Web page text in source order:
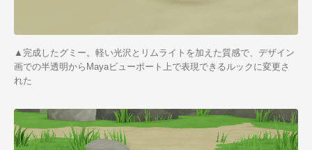
▲完成したグミー。軽い光沢とリムライトを加えた質感で、デザイン
画での半透明からMayaビューポート上で表現できるルックに変更さ
れた